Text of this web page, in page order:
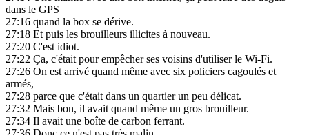
dans le GPS
27:16 quand la box se dérive.
27:18 Et puis les brouilleurs illicites à nouveau.
27:20 C'est idiot.
27:22 Ça, c'était pour empêcher ses voisins d'utiliser le Wi-Fi.
27:26 On est arrivé quand même avec six policiers cagoulés et
armés,
27:28 parce que c'était dans un quartier un peu délicat.
27:32 Mais bon, il avait quand même un gros brouilleur.
27:34 Il avait une boîte de carbon ferrant.